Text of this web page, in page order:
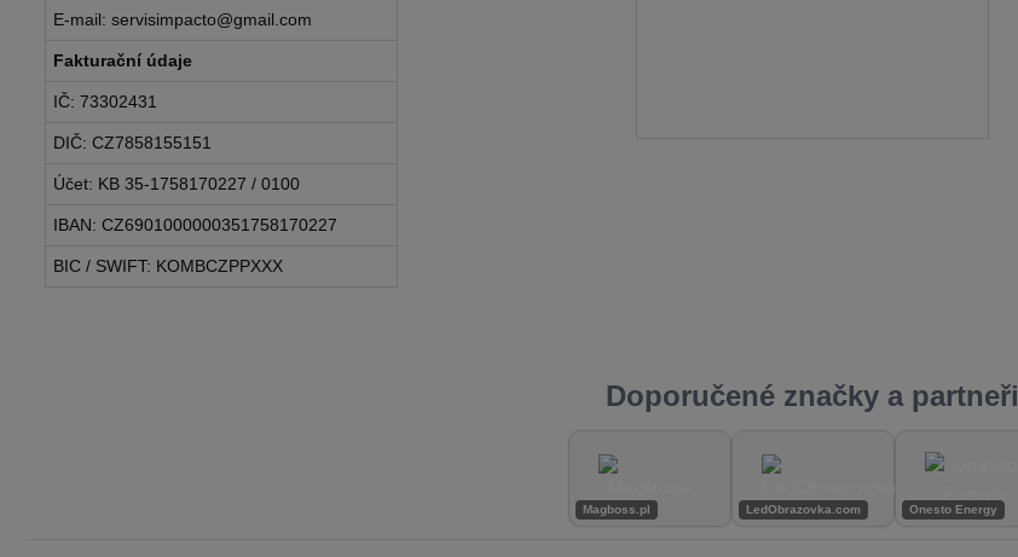
E-mail: servisimpacto@gmail.com
Fakturační údaje
IČ: 73302431
DIČ: CZ7858155151
Účet: KB 35-1758170227 / 0100
IBAN: CZ6901000000351758170227
BIC / SWIFT: KOMBCZPPXXX
Doporučené značky a partneři
Magboss.pl LedObrazovka.com Onesto Energy